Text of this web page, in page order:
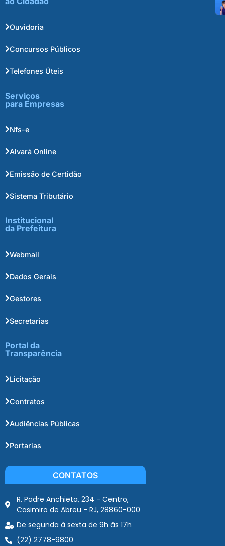
Ouvidoria
Concursos Públicos
Telefones Úteis
Serviços
para Empresas
Nfs-e
Alvará Online
Emissão de Certidão
Sistema Tributário
Institucional
da Prefeitura
Webmail
Dados Gerais
Gestores
Secretarias
Portal da
Transparência
Licitação
Contratos
Audiências Públicas
Portarias
CONTATOS
R. Padre Anchieta, 234 - Centro,
Casimiro de Abreu - RJ, 28860-000
De segunda à sexta de 9h às 17h
(22) 2778-9800